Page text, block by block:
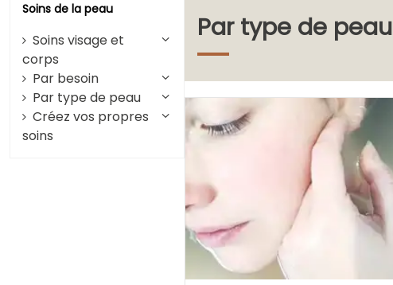
Par type de peau
Soins de la peau
Soins visage et
corps
Par besoin
Par type de peau
Créez vos propres
soins